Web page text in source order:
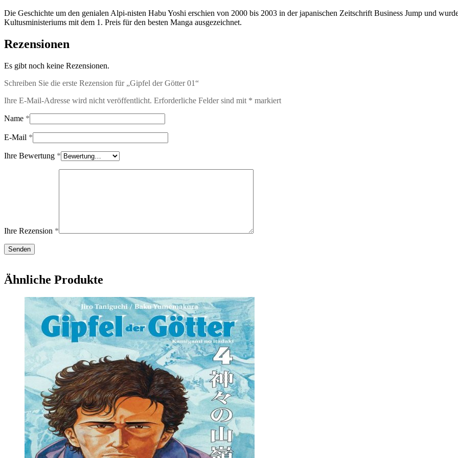
Die Geschichte um den genialen Alpi-nisten Habu Yoshi erschien von 2000 bis 2003 in der japanischen Zeitschrift Business Jump und
Kultusministeriums mit dem 1. Preis für den besten Manga ausgezeichnet.
Rezensionen
Es gibt noch keine Rezensionen.
Schreiben Sie die erste Rezension für „Gipfel der Götter 01“
Ihre E-Mail-Adresse wird nicht veröffentlicht. Erforderliche Felder sind mit * markiert
Name *
E-Mail *
Ihre Bewertung *
Ihre Rezension *
Ähnliche Produkte